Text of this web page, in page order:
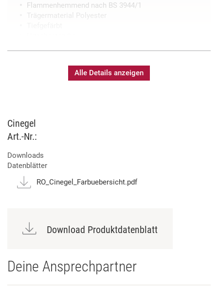
Flammenhemmend nach BS 3944/1
Trägermaterial Polyester
Alle Details anzeigen
Cinegel
Art.-Nr.:
Downloads
Datenblätter
RO_Cinegel_Farbuebersicht.pdf
Download Produktdatenblatt
Deine Ansprechpartner